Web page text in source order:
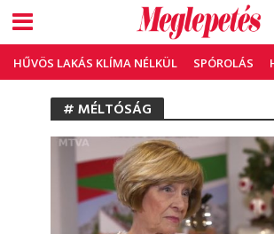
HŰVÖS LAKÁS KLÍMA NÉLKÜL SPÓROLÁS
# MÉLTÓSÁG